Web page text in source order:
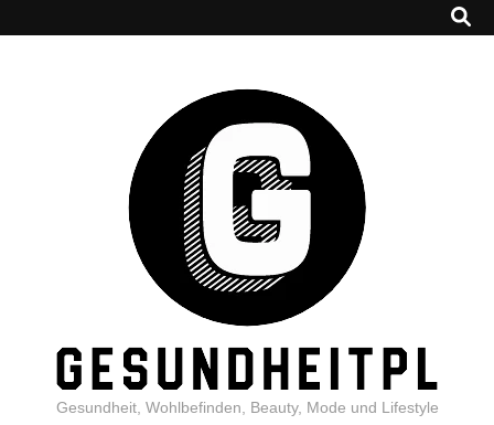
Gesundheit, Wohlbefinden, Beauty, Mode und Lifestyle